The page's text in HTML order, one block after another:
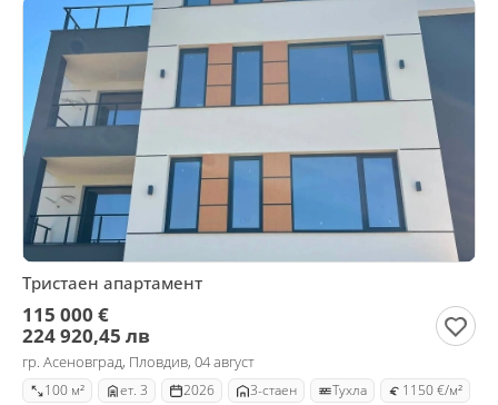
Тристаен апартамент
115 000 €
224 920,45 лв
гр. Асеновград, Пловдив, 04 август
100 м² ет. 3 2026 3-стаен Тухла 1150 €/м²